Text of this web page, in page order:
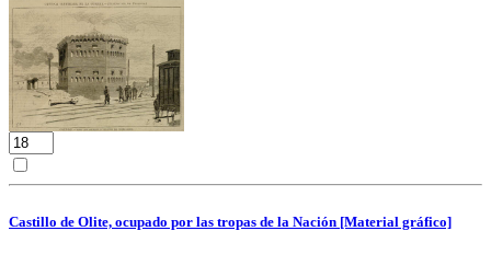
Castillo de Olite, ocupado por las tropas de la Nación [Material gráfico]